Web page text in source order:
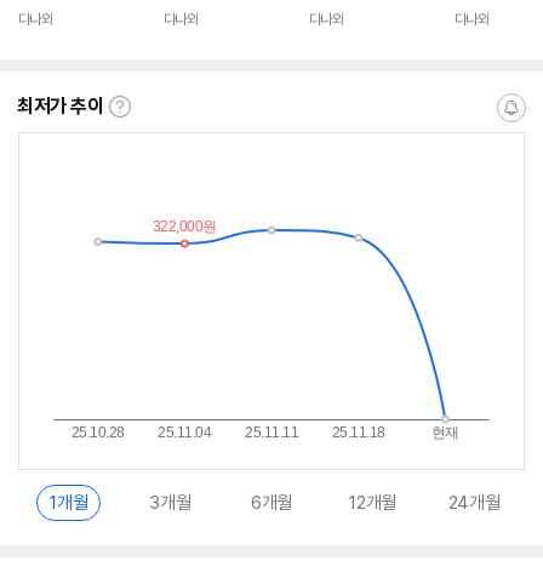
다나와 다나와 다나와 다나와
최저가 추이
최
알
1개월 3개월 6개월 12개월 24개월